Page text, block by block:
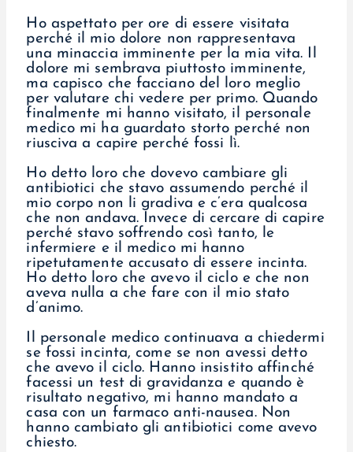
Ho aspettato per ore di essere visitata
perché il mio dolore non rappresentava
una minaccia imminente per la mia vita. Il
dolore mi sembrava piuttosto imminente,
ma capisco che facciano del loro meglio
per valutare chi vedere per primo. Quando
finalmente mi hanno visitato, il personale
medico mi ha guardato storto perché non
riusciva a capire perché fossi lì.
Ho detto loro che dovevo cambiare gli
antibiotici che stavo assumendo perché il
mio corpo non li gradiva e c’era qualcosa
che non andava. Invece di cercare di capire
perché stavo soffrendo così tanto, le
infermiere e il medico mi hanno
ripetutamente accusato di essere incinta.
Ho detto loro che avevo il ciclo e che non
aveva nulla a che fare con il mio stato
d’animo.
Il personale medico continuava a chiedermi
se fossi incinta, come se non avessi detto
che avevo il ciclo. Hanno insistito affinché
facessi un test di gravidanza e quando è
risultato negativo, mi hanno mandato a
casa con un farmaco anti-nausea. Non
hanno cambiato gli antibiotici come avevo
chiesto.